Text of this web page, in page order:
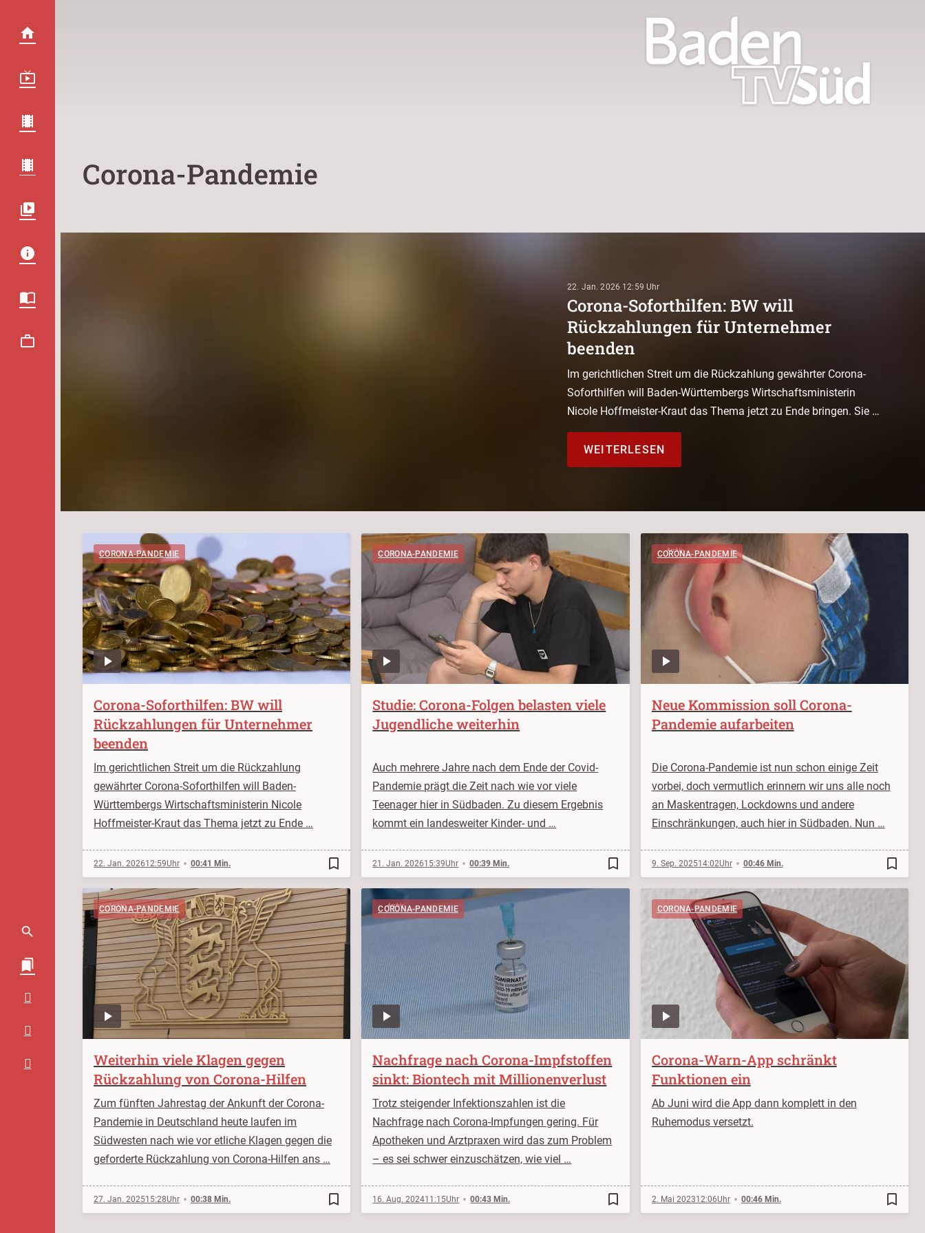
Corona-Pandemie
22. Jan. 2026 12:59
Corona-Soforthilfen: BW will
Rückzahlungen für Unternehmer
beenden
Im gerichtlichen Streit um die Rückzahlung gewährter Corona-
Soforthilfen will Baden-Württembergs Wirtschaftsministerin
Nicole Hoffmeister-Kraut das Thema jetzt zu Ende bringen. Sie …
WEITERLESEN
CORONA-PANDEMIE
Corona-Soforthilfen: BW will
Rückzahlungen für Unternehmer
beenden
Im gerichtlichen Streit um die Rückzahlung
gewährter Corona-Soforthilfen will Baden-
Württembergs Wirtschaftsministerin Nicole
Hoffmeister-Kraut das Thema jetzt zu Ende …
22. Jan. 202612:59 00:41 Min. bookmark_border
CORONA-PANDEMIE
Studie: Corona-Folgen belasten viele
Jugendliche weiterhin
Auch mehrere Jahre nach dem Ende der Covid-
Pandemie prägt die Zeit nach wie vor viele
Teenager hier in Südbaden. Zu diesem Ergebnis
kommt ein landesweiter Kinder- und …
21. Jan. 202615:39 00:39 Min. bookmark_border
CORONA-PANDEMIE
Neue Kommission soll Corona-
Pandemie aufarbeiten
Die Corona-Pandemie ist nun schon einige Zeit
vorbei, doch vermutlich erinnern wir uns alle noch
an Maskentragen, Lockdowns und andere
Einschränkungen, auch hier in Südbaden. Nun …
9. Sep. 202514:02 00:46 Min. bookmark_border
CORONA-PANDEMIE
Weiterhin viele Klagen gegen
Rückzahlung von Corona-Hilfen
Zum fünften Jahrestag der Ankunft der Corona-
Pandemie in Deutschland heute laufen im
Südwesten nach wie vor etliche Klagen gegen die
geforderte Rückzahlung von Corona-Hilfen ans …
27. Jan. 202515:28 00:38 Min. bookmark_border
CORONA-PANDEMIE
Nachfrage nach Corona-Impfstoffen
sinkt: Biontech mit Millionenverlust
Trotz steigender Infektionszahlen ist die
Nachfrage nach Corona-Impfungen gering. Für
Apotheken und Arztpraxen wird das zum Problem
– es sei schwer einzuschätzen, wie viel …
16. Aug. 202411:15 00:43 Min. bookmark_border
CORONA-PANDEMIE
Corona-Warn-App schränkt
Funktionen ein
Ab Juni wird die App dann komplett in den
Ruhemodus versetzt.
2. Mai 202312:06 00:46 Min. bookmark_border